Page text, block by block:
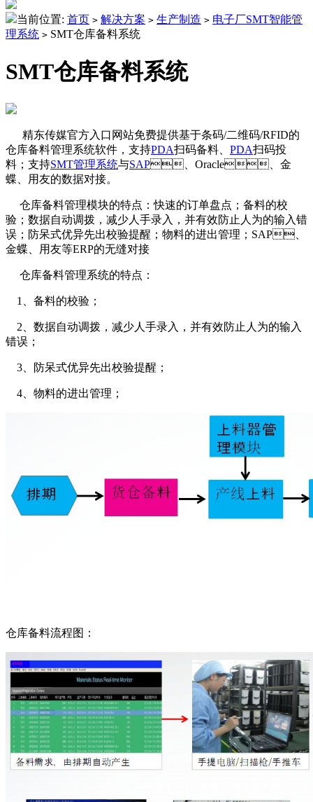
当前位置: 首页 > 解决方案 > 生产制造 > 电子厂SMT智能管
理系统 > SMT仓库备料系统
SMT仓库备料系统
精东传媒官方入口网站免费提供基于条码/二维码/RFID的
仓库备料管理系统软件，支持PDA扫码备料、 PDA扫码投
料；支持SMT管理系统与SAP、Oracle、金
蝶、用友的数据对接。
仓库备料管理模块的特点：快速的订单盘点；备料的校
验；数据自动调拨，减少人手录入，并有效防止人为的输入错
误；防呆式优异先出校验提醒；物料的进出管理；SAP、
金蝶、用友等ERP的无缝对接
仓库备料管理系统的特点：
1、备料的校验；
2、数据自动调拨，减少人手录入，并有效防止人为的输入
错误；
3、防呆式优异先出校验提醒；
4、物料的进出管理；
仓库备料流程图：